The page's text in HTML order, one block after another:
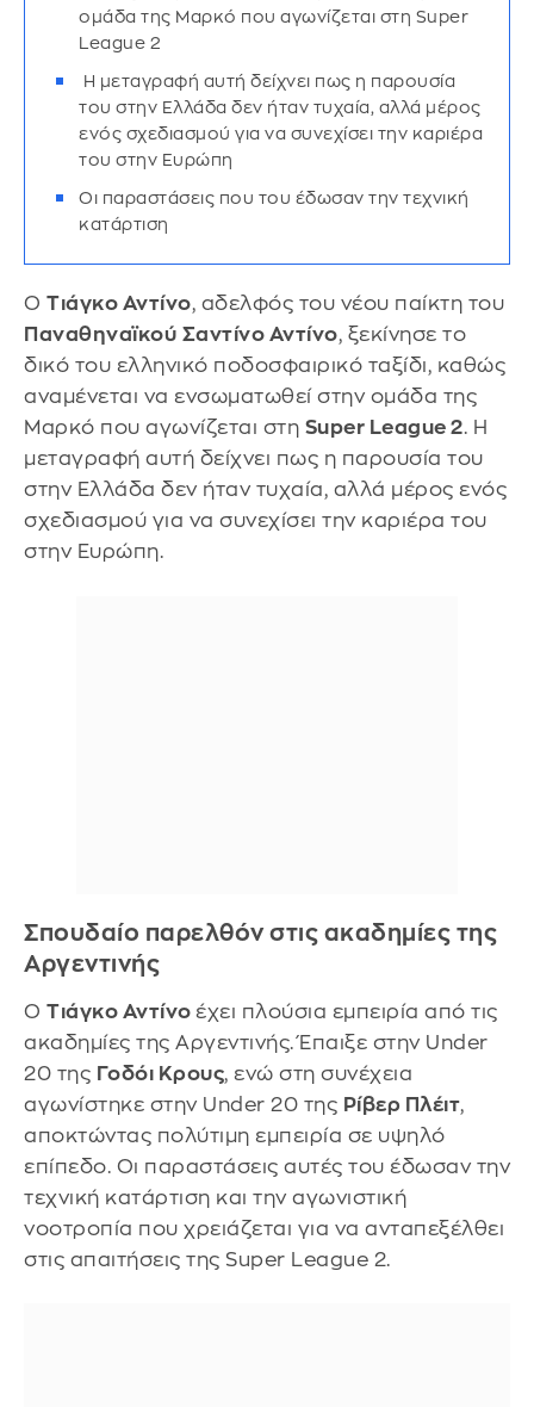
ομάδα της Μαρκό που αγωνίζεται στη Super
League 2
Η μεταγραφή αυτή δείχνει πως η παρουσία
του στην Ελλάδα δεν ήταν τυχαία, αλλά μέρος
ενός σχεδιασμού για να συνεχίσει την καριέρα
του στην Ευρώπη
Οι παραστάσεις που του έδωσαν την τεχνική
κατάρτιση
Ο Τιάγκο Αντίνο, αδελφός του νέου παίκτη του
Παναθηναϊκού Σαντίνο Αντίνο, ξεκίνησε το
δικό του ελληνικό ποδοσφαιρικό ταξίδι, καθώς
αναμένεται να ενσωματωθεί στην ομάδα της
Μαρκό που αγωνίζεται στη Super League 2. Η
μεταγραφή αυτή δείχνει πως η παρουσία του
στην Ελλάδα δεν ήταν τυχαία, αλλά μέρος ενός
σχεδιασμού για να συνεχίσει την καριέρα του
στην Ευρώπη.
Σπουδαίο παρελθόν στις ακαδημίες της
Αργεντινής
Ο Τιάγκο Αντίνο έχει πλούσια εμπειρία από τις
ακαδημίες της Αργεντινής. Έπαιξε στην Under
20 της Γοδόι Κρους, ενώ στη συνέχεια
αγωνίστηκε στην Under 20 της Ρίβερ Πλέιτ,
αποκτώντας πολύτιμη εμπειρία σε υψηλό
επίπεδο. Οι παραστάσεις αυτές του έδωσαν την
τεχνική κατάρτιση και την αγωνιστική
νοοτροπία που χρειάζεται για να ανταπεξέλθει
στις απαιτήσεις της Super League 2.